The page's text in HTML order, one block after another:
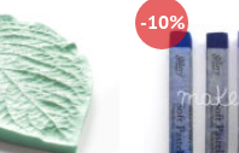
-10%